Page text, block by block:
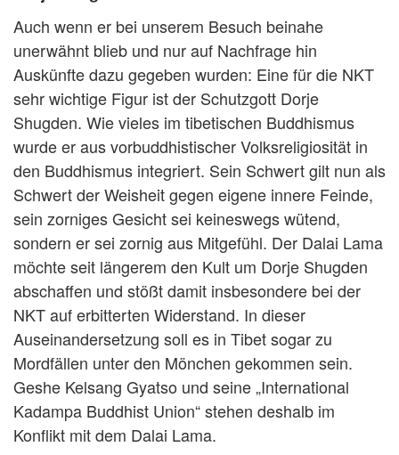
Auch wenn er bei unserem Besuch beinahe
unerwähnt blieb und nur auf Nachfrage hin
Auskünfte dazu gegeben wurden: Eine für die NKT
sehr wichtige Figur ist der Schutzgott Dorje
Shugden. Wie vieles im tibetischen Buddhismus
wurde er aus vorbuddhistischer Volksreligiosität in
den Buddhismus integriert. Sein Schwert gilt nun als
Schwert der Weisheit gegen eigene innere Feinde,
sein zorniges Gesicht sei keineswegs wütend,
sondern er sei zornig aus Mitgefühl. Der Dalai Lama
möchte seit längerem den Kult um Dorje Shugden
abschaffen und stößt damit insbesondere bei der
NKT auf erbitterten Widerstand. In dieser
Auseinandersetzung soll es in Tibet sogar zu
Mordfällen unter den Mönchen gekommen sein.
Geshe Kelsang Gyatso und seine „International
Kadampa Buddhist Union“ stehen deshalb im
Konflikt mit dem Dalai Lama.